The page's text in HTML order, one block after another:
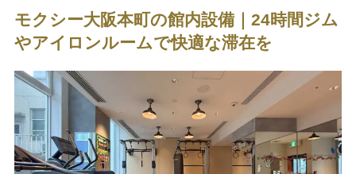
モクシー大阪本町の館内設備｜24時間ジム
やアイロンルームで快適な滞在を